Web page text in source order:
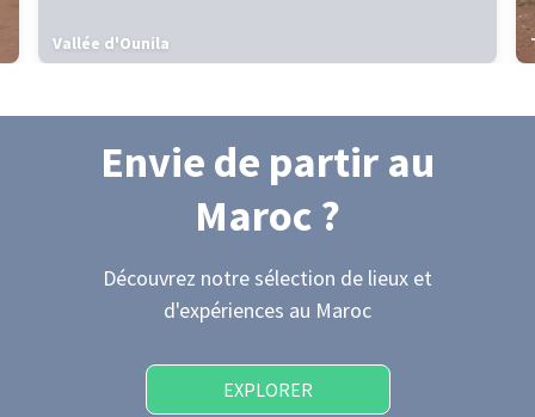
Vallée d'Ounila
Envie de partir au
Maroc ?
Découvrez notre sélection de lieux et
d'expériences au Maroc
EXPLORER